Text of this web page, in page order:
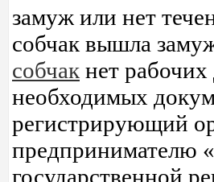
замуж или нет
собчак вышла
собчак нет
необходимых
регистрирующий
предпринимателю
государственной